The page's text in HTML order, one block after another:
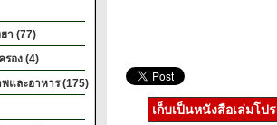
า (77)
รอง (4)
และอาหาร (175)
เก็บเป็นหนังสือเล่มโป